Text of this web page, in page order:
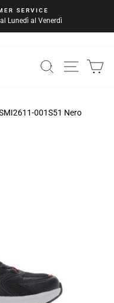
al Venerdì
CERCA
001S51 Nero